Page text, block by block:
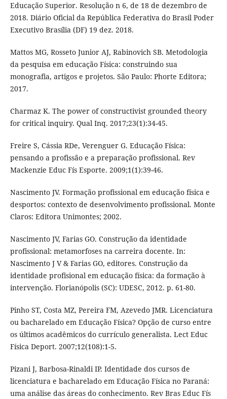
Educação Superior. Resolução n 6, de 18 de dezembro de
2018. Diário Oficial da República Federativa do Brasil Poder
Executivo Brasília (DF) 19 dez. 2018.
Mattos MG, Rosseto Junior AJ, Rabinovich SB. Metodologia
da pesquisa em educação Física: construindo sua
monografia, artigos e projetos. São Paulo: Phorte Editora;
2017.
Charmaz K. The power of constructivist grounded theory
for critical inquiry. Qual Inq. 2017;23(1):34-45.
Freire S, Cássia RDe, Verenguer G. Educação Física:
pensando a profissão e a preparação profissional. Rev
Mackenzie Educ Fís Esporte. 2009;1(1):39-46.
Nascimento JV. Formação profissional em educação física e
desportos: contexto de desenvolvimento profissional. Monte
Claros: Editora Unimontes; 2002.
Nascimento JV, Farias GO. Construção da identidade
profissional: metamorfoses na carreira docente. In:
Nascimento J V & Farias GO, editores. Construção da
identidade profisional em educação física: da formação à
intervenção. Florianópolis (SC): UDESC, 2012. p. 61-80.
Pinho ST, Costa MZ, Pereira FM, Azevedo JMR. Licenciatura
ou bacharelado em Educação Física? Opção de curso entre
os últimos acadêmicos do currículo generalista. Lect Educ
Física Deport. 2007;12(108):1-5.
Pizani J, Barbosa-Rinaldi IP. Identidade dos cursos de
licenciatura e bacharelado em Educação Física no Paraná:
uma análise das áreas do conhecimento. Rev Bras Educ Fís